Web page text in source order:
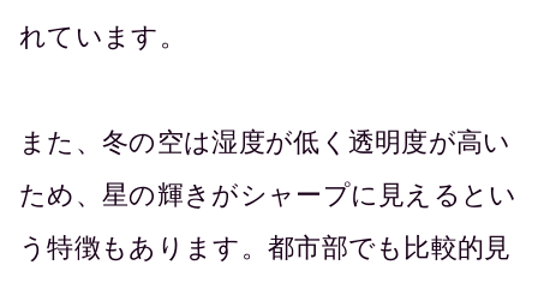
れています。
また、冬の空は湿度が低く透明度が高い
ため、星の輝きがシャープに見えるとい
う特徴もあります。都市部でも比較的見